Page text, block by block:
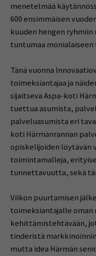
menetelmää
600 ensimmäisen
kuuden hengen
tuntumaa
Tänä vuonna
toimeksiantajaa ja
sijaitseva Aspa-koti
tuettua asumista,
palveluasumista eri
koti Härmänrannan
opiskelijoiden löytävän
toimintamalleja,
tunnettavuutta, sekä
Viikon puurtamisen
toimeksiantajalle oman
kehittämistehtävään,
tinderistä
mutta idea Härmän